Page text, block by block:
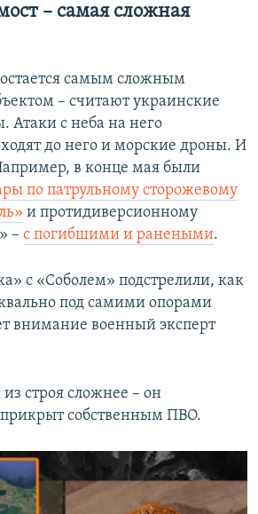
– самая сложная
самым сложным
– считают украинские
Атаки с неба на него
до него и морские дроны. И
в конце мая были
по патрульному сторожевому
и протидиверсионному
– с погибшими и ранеными.
с «Соболем» подстрелили, как
под самими опорами
внимание военный эксперт
строя сложнее – он
собственным ПВО.